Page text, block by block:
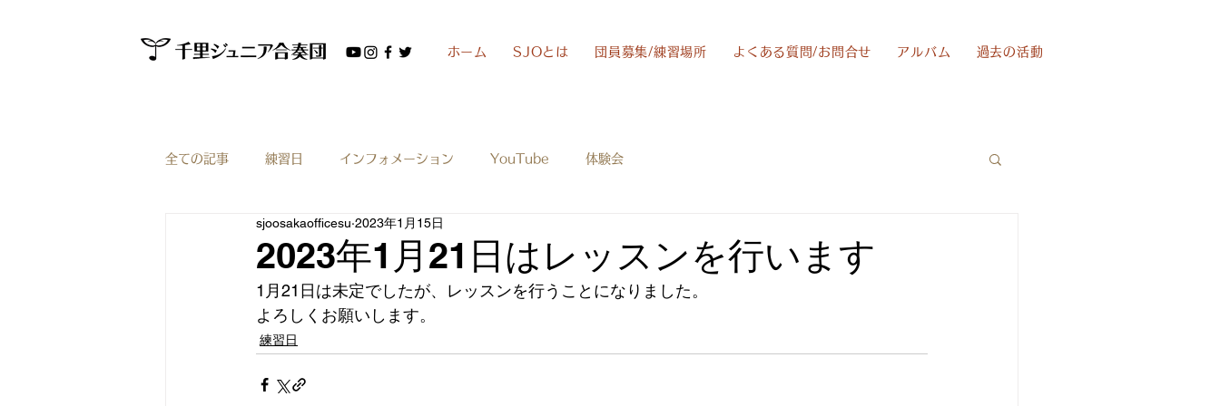
ホーム SJOとは 団員募集/練習場所 よくある質問/お問合せ アルバム 過去の活動
全ての記事 練習日 インフォメーション YouTube 体験会
2023年1月21日はレッスンを行います
sjoosakaofficesu 2023年1月15日
1月21日は未定でしたが、レッスンを行うことになりました。
よろしくお願いします。
練習日